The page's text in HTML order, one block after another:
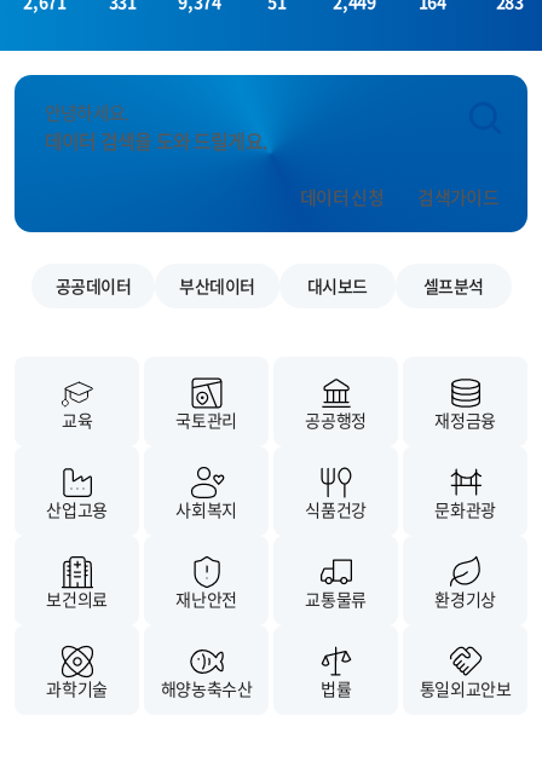
안녕하세요.
데이터 검색을 도와 드릴게요.
데이터 신청 검색가이드
공공데이터 부산데이터 대시보드 셀프분석
교육 국토관리 공공행정 재정금융
산업고용 사회복지 식품건강 문화관광
보건의료 재난안전 교통물류 환경기상
과학기술 해양농축수산 법률 통일외교안보